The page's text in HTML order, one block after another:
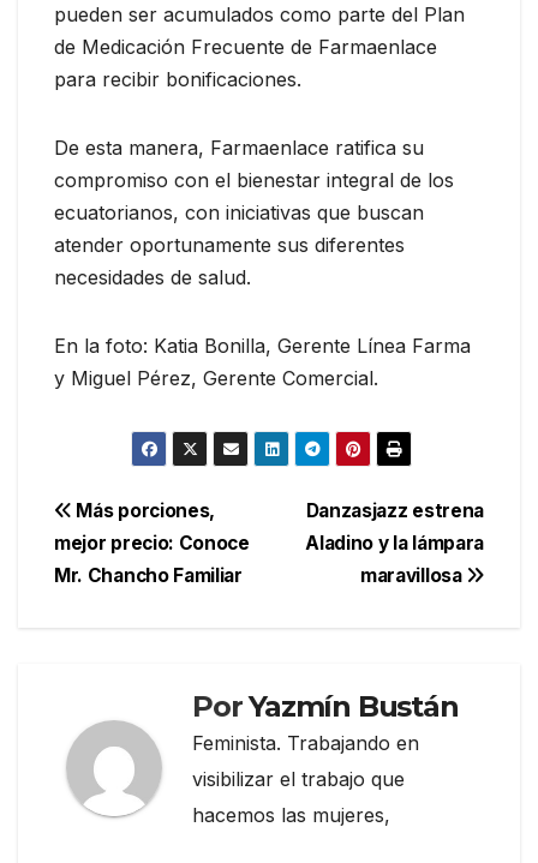
pueden ser acumulados como parte del Plan
de Medicación Frecuente de Farmaenlace
para recibir bonificaciones.
De esta manera, Farmaenlace ratifica su
compromiso con el bienestar integral de los
ecuatorianos, con iniciativas que buscan
atender oportunamente sus diferentes
necesidades de salud.
En la foto: Katia Bonilla, Gerente Línea Farma
y Miguel Pérez, Gerente Comercial.
Navegación
de
Danzasjazz estrena
Aladino y la lámpara
maravillosa
Más porciones,
mejor precio: Conoce
Mr. Chancho Familiar
PorYazmín Bustán
Feminista. Trabajando en
visibilizar el trabajo que
hacemos las mujeres,